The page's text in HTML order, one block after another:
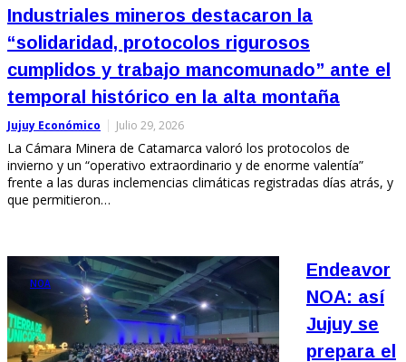
Industriales mineros destacaron la
“solidaridad, protocolos rigurosos
cumplidos y trabajo mancomunado” ante el
temporal histórico en la alta montaña
Jujuy Económico Julio 29, 2026
La Cámara Minera de Catamarca valoró los protocolos de
invierno y un “operativo extraordinario y de enorme valentía”
frente a las duras inclemencias climáticas registradas días atrás, y
que permitieron…
NOA
Endeavor
NOA: así
Jujuy se
prepara el